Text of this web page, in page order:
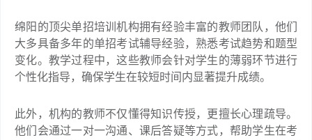
绵阳的顶尖单招培训机构拥有经验丰富的教师团队，他们
大多具备多年的单招考试辅导经验，熟悉考试趋势和题型
变化。教学过程中，这些教师会针对学生的薄弱环节进行
个性化指导，确保学生在较短时间内显著提升成绩。
此外，机构的教师不仅懂得知识传授，更擅长心理疏导。
他们会通过一对一沟通、课后答疑等方式，帮助学生在考